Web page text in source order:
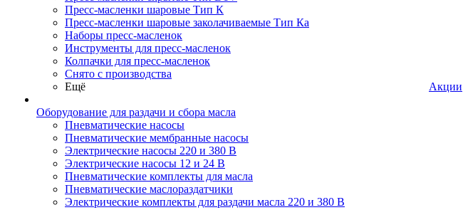
Пресс-масленки шаровые Тип К
Пресс-масленки шаровые заколачиваемые Тип Кa
Наборы пресс-масленок
Инструменты для пресс-масленок
Колпачки для пресс-масленок
Снято с производства
Ещё
Оборудование для раздачи и сбора масла
Пневматические насосы
Пневматические мембранные насосы
Электрические насосы 220 и 380 В
Электрические насосы 12 и 24 В
Пневматические комплекты для масла
Пневматические маслораздатчики
Электрические комплекты для раздачи масла 220 и 380 В
Акции